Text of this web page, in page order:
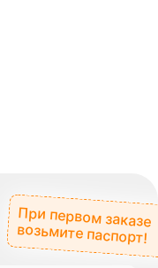
При первом заказе
возьмите паспорт!